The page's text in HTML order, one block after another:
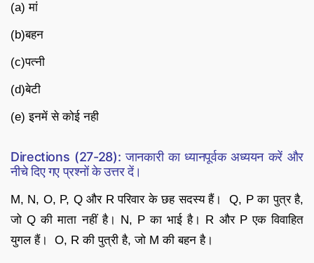
(a) मां
(b)बहन
(c)पत्नी
(d)बेटी
(e) इनमें से कोई नही
Directions (27-28): जानकारी का ध्यानपूर्वक अध्ययन करें और
नीचे दिए गए प्रश्नों के उत्तर दें।
M, N, O, P, Q और R परिवार के छह सदस्य हैं। Q, P का पुत्र है,
जो Q की माता नहीं है। N, P का भाई है। R और P एक विवाहित
युगल हैं। O, R की पुत्री है, जो M की बहन है।